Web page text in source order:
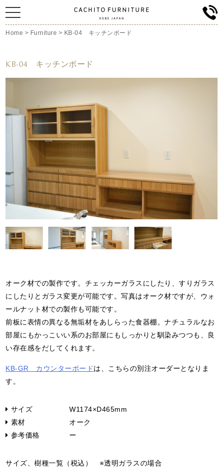
Home > Furniture > KB-04 キッチンボード
KB-04 キッチンボード
オーク材での製作です。チェッカーガラスにしたり、すりガラス
にしたりとガラス変更が可能です。写真はオーク材ですが、ウォ
ールナット材での製作も可能です。
前板に表情の異なる無垢材をあしらった食器棚。ナチュラルなお
部屋にもかっこいい系のお部屋にもしっかりと馴染みつつも、良
い存在感をだしてくれます。
KB-GR カウンターボードは、こちらの別注オーダーとなりま
す。
サイズ
W1174×D465mm
素材
オーク
参考価格
ー
サイズ、樹種一覧（税込） ※透明ガラスの場合